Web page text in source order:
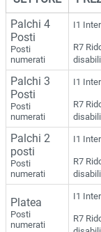
Palchi 4
Posti
Posti
numerati
I1
R7
Palchi 3
Posti
Posti
numerati
I1
R7
Palchi 2
posti
Posti
numerati
I1
R7
Platea
Posti
numerati
I1
R7